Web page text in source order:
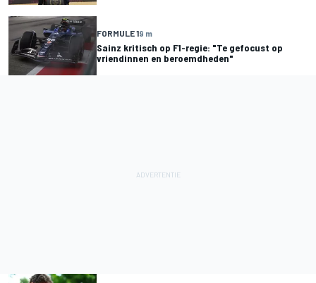
FORMULE 19 m
Sainz kritisch op F1-regie: "Te gefocust op
vriendinnen en beroemdheden"